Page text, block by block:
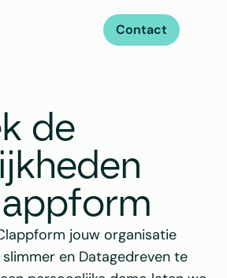
Contact
de
jouw organisatie
en Datagedreven te